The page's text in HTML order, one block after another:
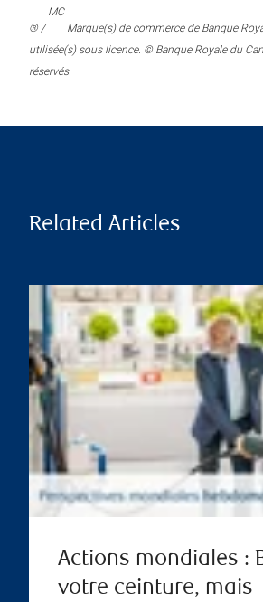
® /
MC
Marque(s) de commerce de Banque
utilisée(s) sous licence. © Banque Royale du
réservés.
Related Articles
Actions mondiales :
votre ceinture, mais